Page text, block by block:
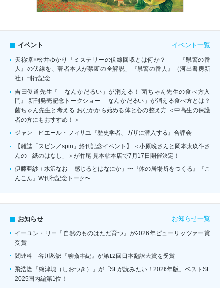
イベント イベント一覧
天祢涼×松井ゆかり「ミステリーの伏線回収とは何か？ ――『県警の番
人』の伏線を、著者本人が禁断の全解説」『県警の番人』（河出書房新
社）刊行記念
吉田俊道先生『「なんかだるい」が消える！ 菌ちゃん先生の食べ方入
門』 新刊発売記念トークショー 「なんかだるい」が消える食べ方とは？
菌ちゃん先生と考える おなかから始める体と心の整え方 ＜中高生の保護
者の方にもおすすめ！＞
ジャン゠ピエール・フィリユ『歴史学者、ガザに潜入する』合評会
【雑誌「スピン／spin」終刊記念イベント】 ＜小原晩さんと岡本太玖斗さ
んの「紙のはなし」＞が竹尾 見本帖本店で7月17日開催決定！
伊藤亜紗＋水沢なお「感じるとはなにか」〜『体の居場所をつくる』『こ
んこん』W刊行記念トーク〜
お知らせ お知らせ一覧
イーユン・リー『自然のものはただ育つ』が2026年ピューリッツァー賞
受賞
閻連科 谷川毅訳『聊斎本紀』が第12回日本翻訳大賞を受賞
飛浩隆『鹽津城（しおつき）』が「SFが読みたい！2026年版」ベストSF
2025国内編第1位！